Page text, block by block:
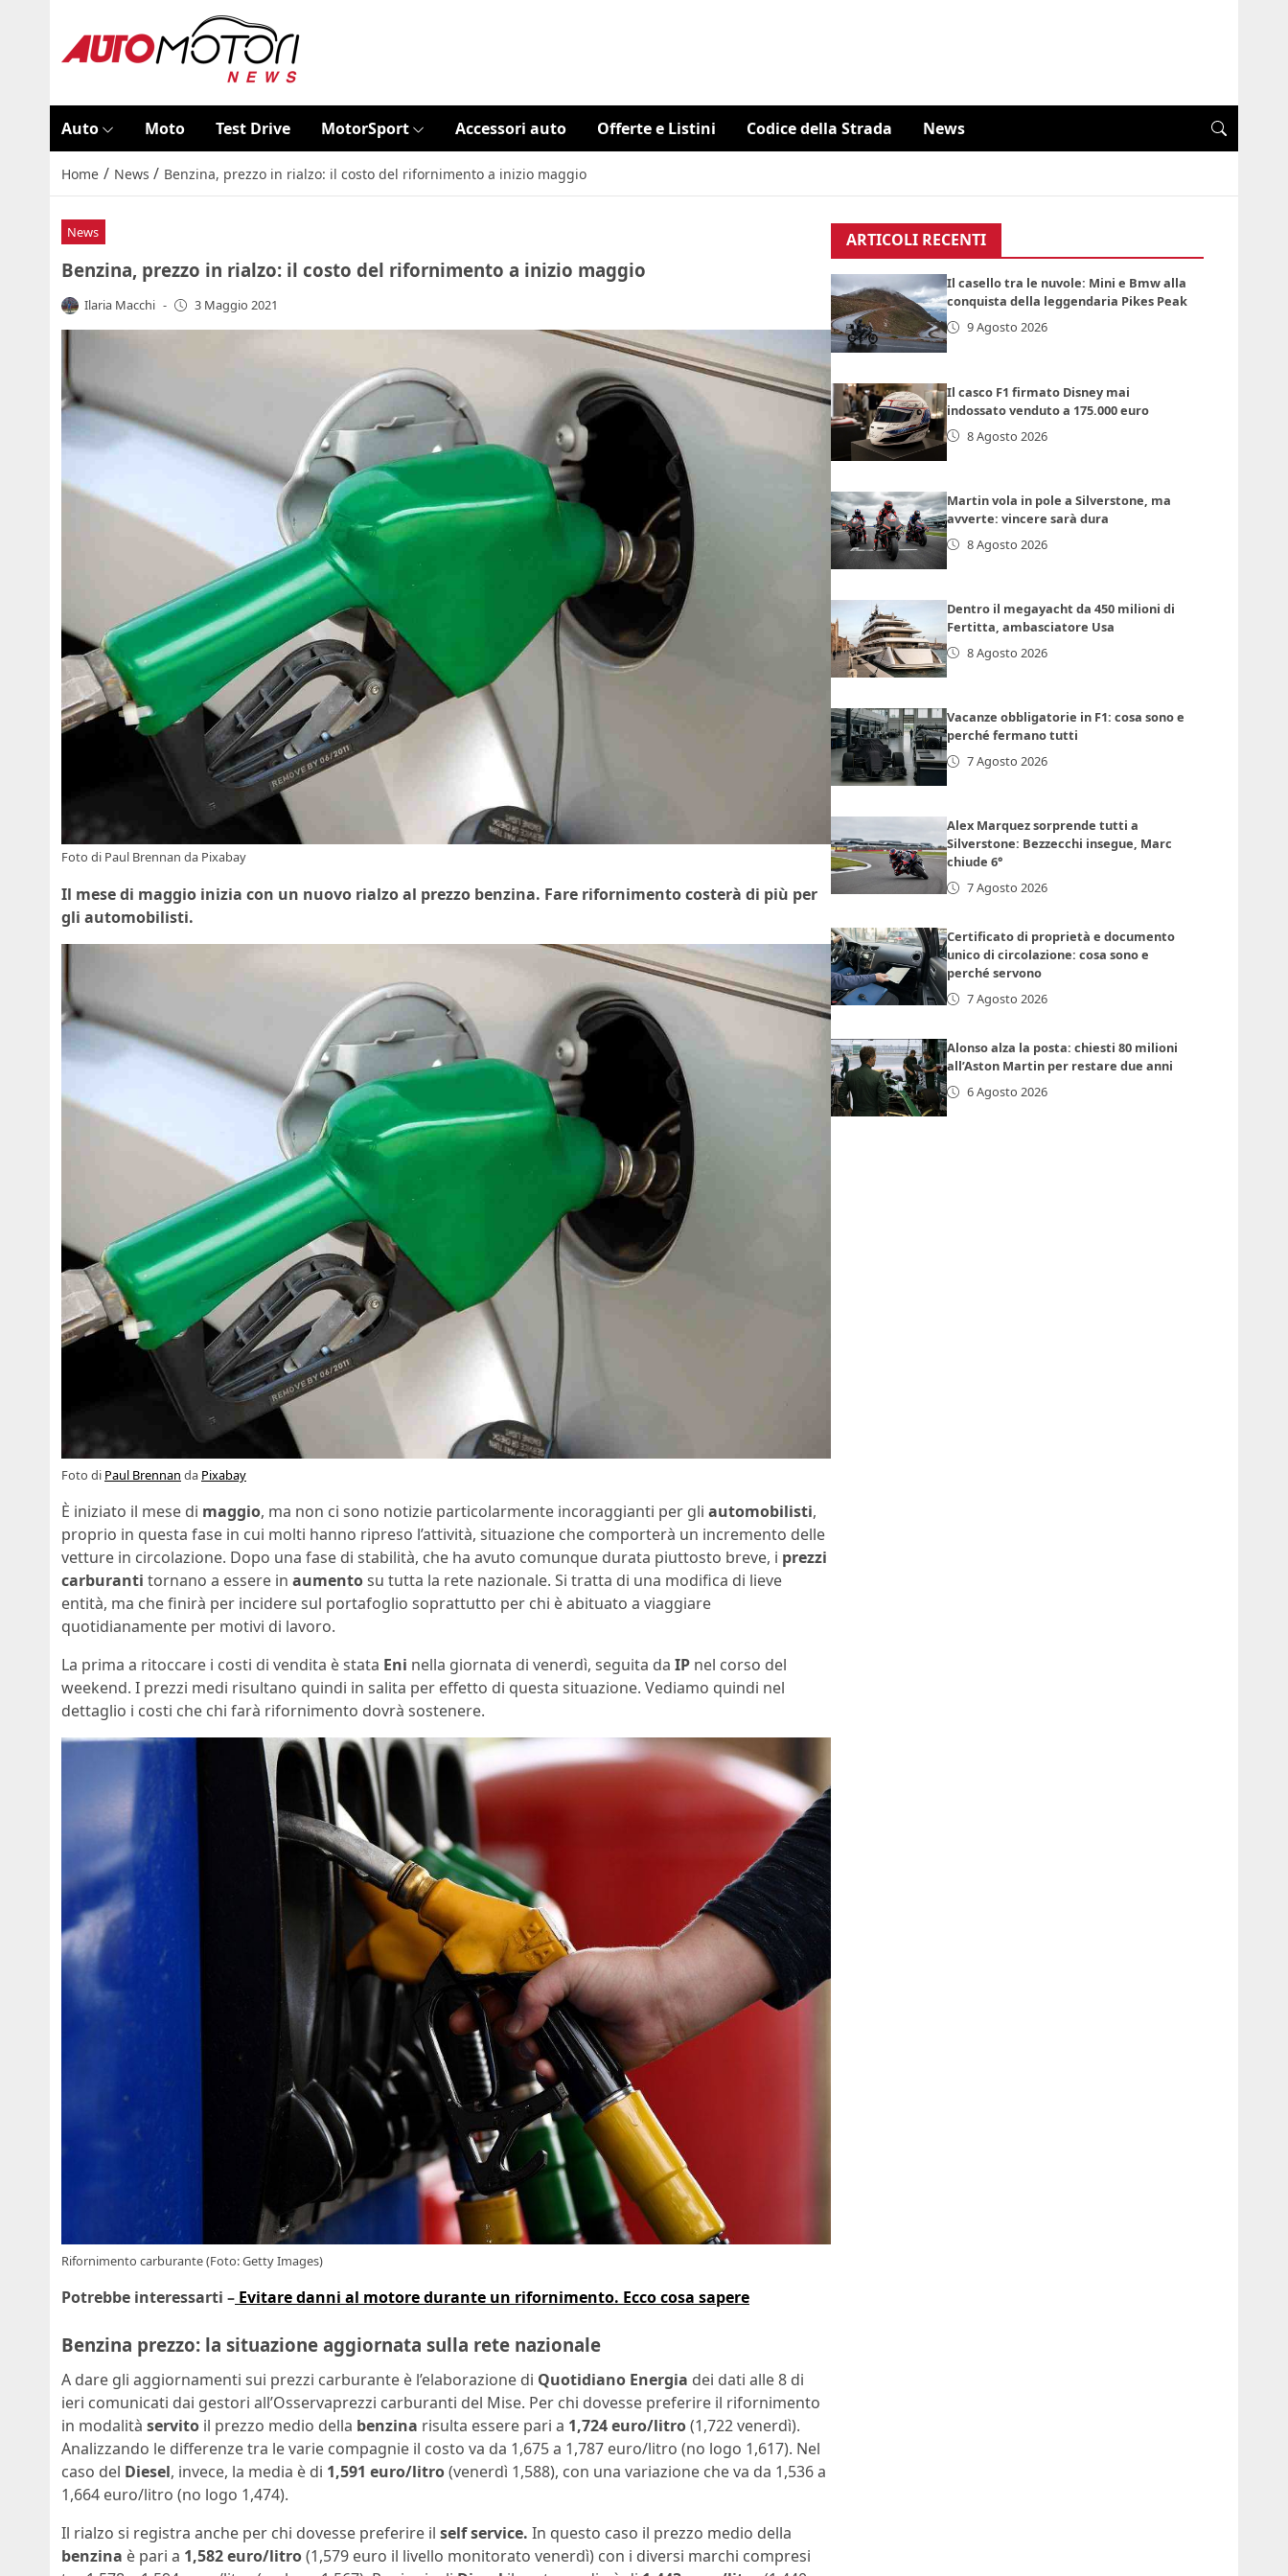
Auto Moto Test Drive MotorSport Accessori auto Offerte e Listini Codice della Strada News
Home / News / Benzina, prezzo in rialzo: il costo del rifornimento a inizio maggio
News
Benzina, prezzo in rialzo: il costo del rifornimento a inizio maggio
Ilaria Macchi - 3 Maggio 2021
Foto di Paul Brennan da Pixabay
Il mese di maggio inizia con un nuovo rialzo al prezzo benzina. Fare rifornimento costerà di più per
gli automobilisti.
Foto di Paul Brennan da Pixabay
È iniziato il mese di maggio, ma non ci sono notizie particolarmente incoraggianti per gli automobilisti,
proprio in questa fase in cui molti hanno ripreso l’attività, situazione che comporterà un incremento delle
vetture in circolazione. Dopo una fase di stabilità, che ha avuto comunque durata piuttosto breve, i prezzi
carburanti tornano a essere in aumentosu tutta la rete nazionale. Si tratta di una modifica di lieve
entità, ma che finirà per incidere sul portafoglio soprattutto per chi è abituato a viaggiare
quotidianamente per motivi di lavoro.
La prima a ritoccare i costi di vendita è stata Eni nella giornata di venerdì, seguita da IP nel corso del
weekend. I prezzi medi risultano quindi in salita per effetto di questa situazione. Vediamo quindi nel
dettaglio i costi che chi farà rifornimento dovrà sostenere.
Rifornimento carburante (Foto: Getty Images)
Potrebbe interessarti – Evitare danni al motore durante un rifornimento. Ecco cosa sapere
Benzina prezzo: la situazione aggiornata sulla rete nazionale
A dare gli aggiornamenti sui prezzi carburante è l’elaborazione di Quotidiano Energia dei dati alle 8 di
ieri comunicati dai gestori all’Osservaprezzi carburanti del Mise. Per chi dovesse preferire il rifornimento
in modalità servito il prezzo medio della benzina risulta essere pari a 1,724 euro/litro(1,722 venerdì).
Analizzando le differenze tra le varie compagnie il costo va da 1,675 a 1,787 euro/litro (no logo 1,617). Nel
caso del Diesel, invece, la media è di 1,591 euro/litro(venerdì 1,588), con una variazione che va da 1,536 a
1,664 euro/litro (no logo 1,474).
Il rialzo si registra anche per chi dovesse preferire il self service. In questo caso il prezzo medio della
benzina è pari a 1,582 euro/litro(1,579 euro il livello monitorato venerdì) con i diversi marchi compresi
ARTICOLI RECENTI
Il casello tra le nuvole: Mini e Bmw alla
conquista della leggendaria Pikes Peak
9 Agosto 2026
Il casco F1 firmato Disney mai
indossato venduto a 175.000 euro
8 Agosto 2026
Martin vola in pole a Silverstone, ma
avverte: vincere sarà dura
8 Agosto 2026
Dentro il megayacht da 450 milioni di
Fertitta, ambasciatore Usa
8 Agosto 2026
Vacanze obbligatorie in F1: cosa sono e
perché fermano tutti
7 Agosto 2026
Alex Marquez sorprende tutti a
Silverstone: Bezzecchi insegue, Marc
chiude 6°
7 Agosto 2026
Certificato di proprietà e documento
unico di circolazione: cosa sono e
perché servono
7 Agosto 2026
Alonso alza la posta: chiesti 80 milioni
all’Aston Martin per restare due anni
6 Agosto 2026